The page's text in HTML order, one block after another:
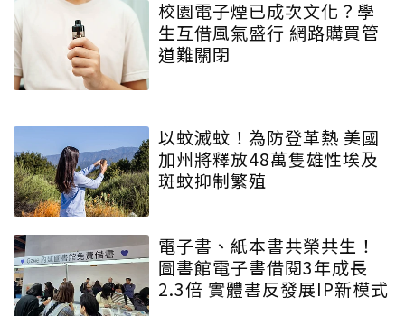
校園電子煙已成次文化？學
生互借風氣盛行 網路購買管
道難關閉
以蚊滅蚊！為防登革熱 美國
加州將釋放48萬隻雄性埃及
斑蚊抑制繁殖
電子書、紙本書共榮共生！
圖書館電子書借閱3年成長
2.3倍 實體書反發展IP新模式